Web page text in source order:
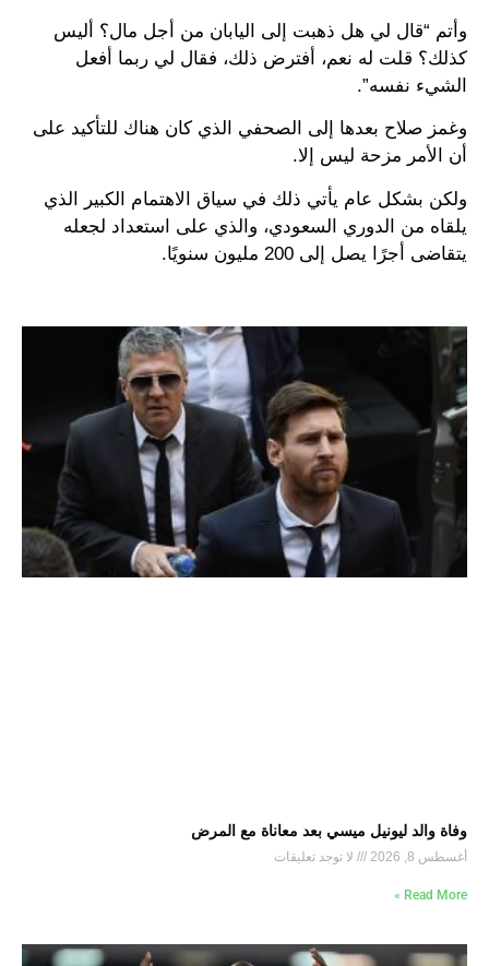
وأتم “قال لي هل ذهبت إلى اليابان من أجل مال؟ أليس
كذلك؟ قلت له نعم، أفترض ذلك، فقال لي ربما أفعل
الشيء نفسه”.
وغمز صلاح بعدها إلى الصحفي الذي كان هناك للتأكيد على
أن الأمر مزحة ليس إلا.
ولكن بشكل عام يأتي ذلك في سياق الاهتمام الكبير الذي
يلقاه من الدوري السعودي، والذي على استعداد لجعله
يتقاضى أجرًا يصل إلى 200 مليون سنويًا.
وفاة والد ليونيل ميسي بعد معاناة مع المرض
أغسطس 8, 2026 لا توجد تعليقات
Read More »